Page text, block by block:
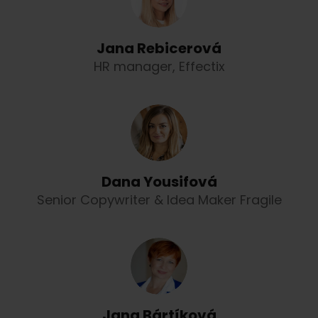
Jana Rebicerová
HR manager, Effectix
Dana Yousifová
Senior Copywriter & Idea Maker Fragile